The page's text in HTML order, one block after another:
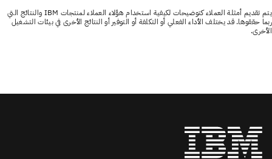
يتم تقديم أمثلة العملاء كتوضيحات لكيفية استخدام هؤلاء العملاء لمنتجات IBM والنتائج التي
ربما حققوها. قد يختلف الأداء الفعلي أو التكلفة أو التوفير أو النتائج الأخرى في بيئات التشغيل
الأخرى.